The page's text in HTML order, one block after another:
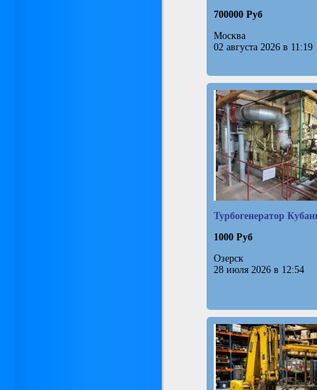
700000 Руб
Москва
02 августа 2026 в 11:19
Турбогенератор
1000 Руб
Озерск
28 июля 2026 в 12:54